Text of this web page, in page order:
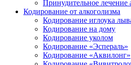
Принудительное лечение
Кодирование от алкоголизма
Кодирование иглоука
Кодирование на дому
Кодирование уколом
Кодирование «Эспераль»
Кодирование «Аквилонг»